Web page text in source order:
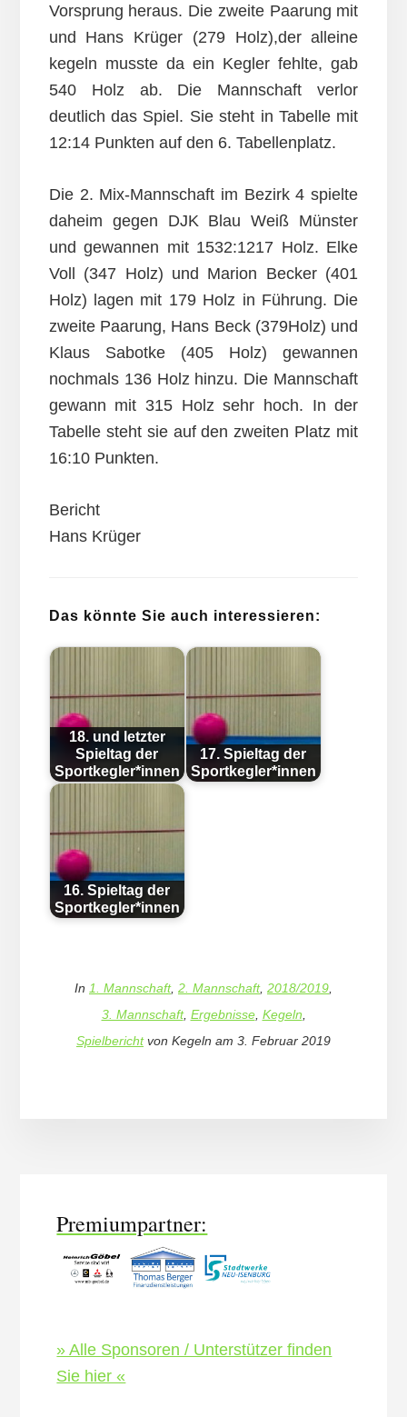
Vorsprung heraus. Die zweite Paarung mit
und Hans Krüger (279 Holz),der alleine
kegeln musste da ein Kegler fehlte, gab
540 Holz ab. Die Mannschaft verlor
deutlich das Spiel. Sie steht in Tabelle mit
12:14 Punkten auf den 6. Tabellenplatz.
Die 2. Mix-Mannschaft im Bezirk 4 spielte
daheim gegen DJK Blau Weiß Münster
und gewannen mit 1532:1217 Holz. Elke
Voll (347 Holz) und Marion Becker (401
Holz) lagen mit 179 Holz in Führung. Die
zweite Paarung, Hans Beck (379Holz) und
Klaus Sabotke (405 Holz) gewannen
nochmals 136 Holz hinzu. Die Mannschaft
gewann mit 315 Holz sehr hoch. In der
Tabelle steht sie auf den zweiten Platz mit
16:10 Punkten.
Bericht
Hans Krüger
Das könnte Sie auch interessieren:
18. und letzter
Spieltag der
Sportkegler*innen
17. Spieltag der
Sportkegler*innen
16. Spieltag der
Sportkegler*innen
In 1. Mannschaft, 2. Mannschaft, 2018/2019
3. Mannschaft, Ergebnisse, Kegeln
Spielberichtvon Kegeln am 3. Februar 2019
Premiumpartner:
» Alle Sponsoren / Unterstützer finden
Sie hier «